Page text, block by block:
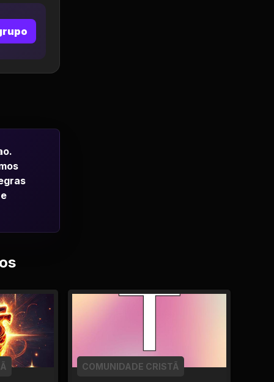
COMUNIDADE CRISTÃ